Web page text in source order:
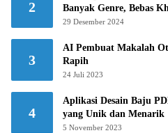
2
Banyak Genre, Bebas
29 Desember 2024
3
AI Pembuat Makalah
Rapih
24 Juli 2023
4
Aplikasi Desain Baju
yang Unik dan Menarik
5 November 2023